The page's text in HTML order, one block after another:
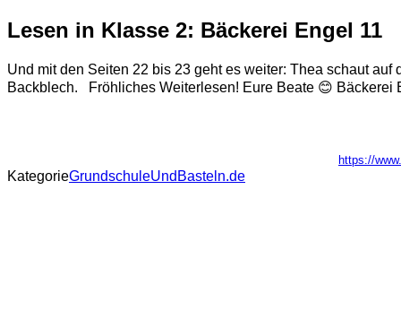
Lesen in Klasse 2: Bäckerei Engel 11
Und mit den Seiten 22 bis 23 geht es weiter: Thea schaut
Backblech. Fröhliches Weiterlesen! Eure Beate 😊 Bäckerei
https://
KategorieGrundschuleUndBasteln.de